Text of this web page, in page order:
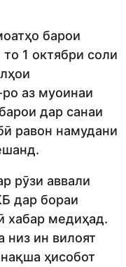
барои
1 октябри соли
аз муоинаи
дар санаи
равон намудани
рӯзи аввали
дар бораи
хабар медиҳад.
низ ин вилоят
ҳисобот